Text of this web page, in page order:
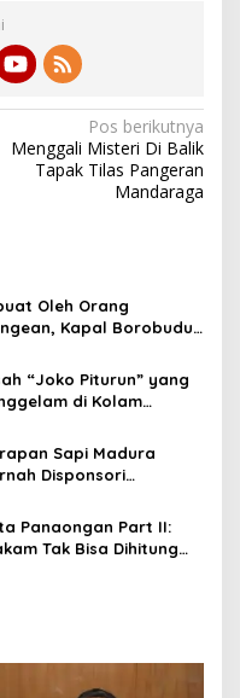
Pos berikutnya
Menggali Misteri Di Balik
Tapak Tilas Pangeran
Mandaraga
Oleh Orang
Kapal Borobudur
Hingga ke Afrika
“Joko Piturun” yang
di Kolam
Sapi Madura
Disponsori
Lho, Begini Kisahnya…
Panaongan Part II:
Tak Bisa Dihitung